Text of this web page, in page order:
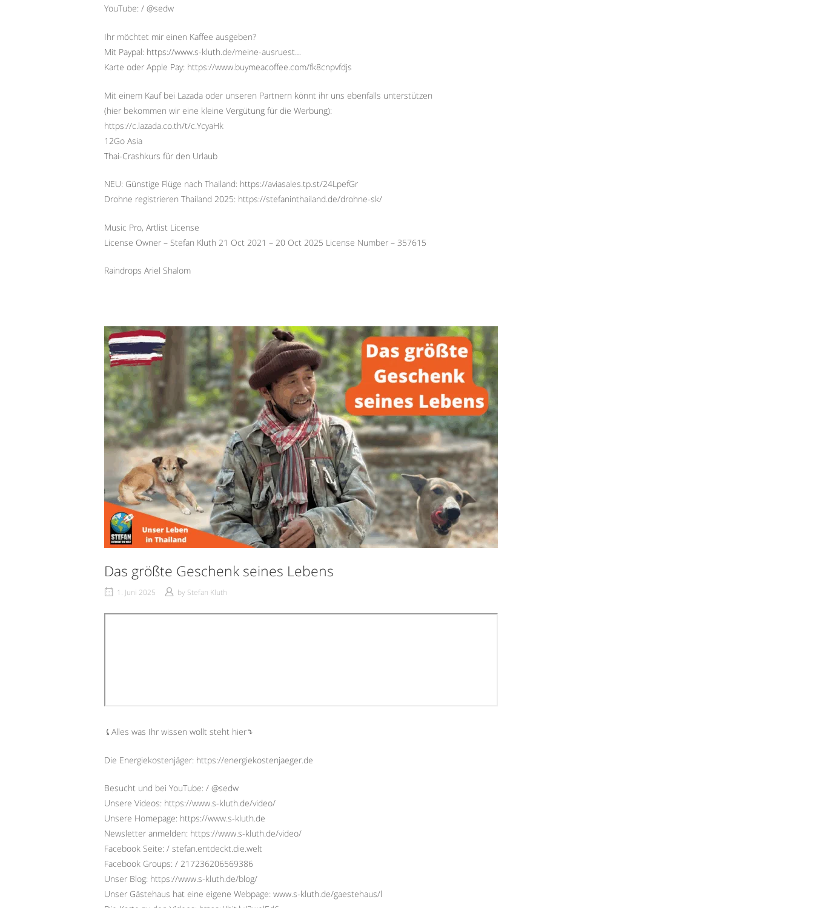
YouTube: / @sedw
Ihr möchtet mir einen Kaffee ausgeben?
Mit Paypal: https://www.s-kluth.de/meine-ausruest…
Karte oder Apple Pay: https://www.buymeacoffee.com/fk8cnpvfdjs
Mit einem Kauf bei Lazada oder unseren Partnern könnt ihr uns ebenfalls unterstützen
(hier bekommen wir eine kleine Vergütung für die Werbung):
https://c.lazada.co.th/t/c.YcyaHk
12Go Asia
Thai-Crashkurs für den Urlaub
NEU: Günstige Flüge nach Thailand: https://aviasales.tp.st/24LpefGr
Drohne registrieren Thailand 2025: https://stefaninthailand.de/drohne-sk/
Music Pro, Artlist License
License Owner – Stefan Kluth 21 Oct 2021 – 20 Oct 2025 License Number – 357615
Raindrops Ariel Shalom
Das größte Geschenk seines Lebens
1. Juni 2025 by Stefan Kluth
⤹Alles was Ihr wissen wollt steht hier⤵︎
Die Energiekostenjäger: https://energiekostenjaeger.de
Besucht und bei YouTube: / @sedw
Unsere Videos: https://www.s-kluth.de/video/
Unsere Homepage: https://www.s-kluth.de
Newsletter anmelden: https://www.s-kluth.de/video/
Facebook Seite: / stefan.entdeckt.die.welt
Facebook Groups: / 217236206569386
Unser Blog: https://www.s-kluth.de/blog/
Unser Gästehaus hat eine eigene Webpage: www.s-kluth.de/gaestehaus/l